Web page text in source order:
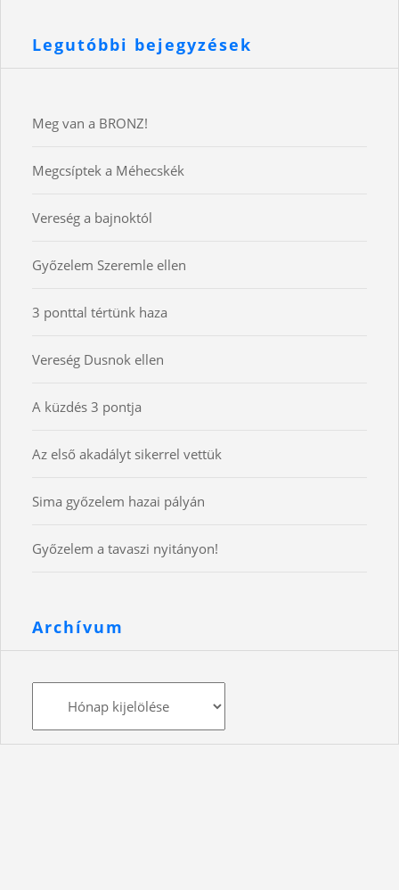
Legutóbbi bejegyzések
Meg van a BRONZ!
Megcsíptek a Méhecskék
Vereség a bajnoktól
Győzelem Szeremle ellen
3 ponttal tértünk haza
Vereség Dusnok ellen
A küzdés 3 pontja
Az első akadályt sikerrel vettük
Sima győzelem hazai pályán
Győzelem a tavaszi nyitányon!
Archívum